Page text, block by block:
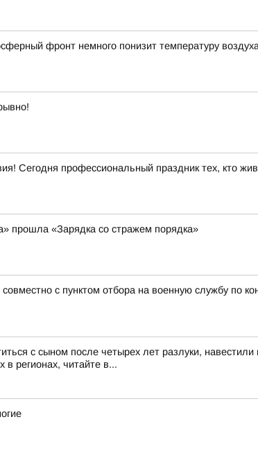
фронт немного понизит температуру
Сегодня профессиональный праздник тех, кто
прошла «Зарядка со стражем порядка»
с пунктом отбора на военную службу по
с сыном после четырех лет разлуки,
регионах, читайте в...